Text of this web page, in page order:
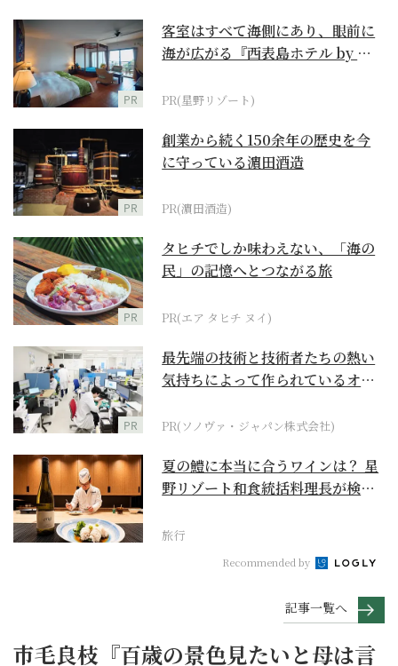
PR
客室はすべて海側にあり、眼前に
海が広がる『西表島ホテル by 星
PR(星野リゾート)
PR
創業から続く150余年の歴史を今
に守っている濵田酒造
PR(濵田酒造)
PR
タヒチでしか味わえない、「海の
民」の記憶へとつながる旅
PR(エア タヒチ ヌイ)
PR
最先端の技術と技術者たちの熱い
気持ちによって作られているオー
PR(ソノヴァ・ジャパン株式会社)
夏の鱧に本当に合うワインは？ 星
野リゾート和食統括料理長が検証
旅行
Recommended by
記事一覧へ
市毛良枝『百歳の景色見たいと母は言